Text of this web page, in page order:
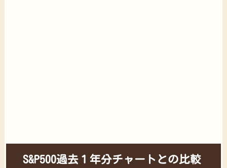
S&P500過去１年分チャートとの比較